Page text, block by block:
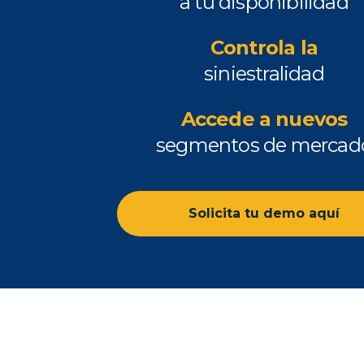
Controla la
siniestralidad
Accede a nuevos
segmentos de
Solicita tu demo aquí